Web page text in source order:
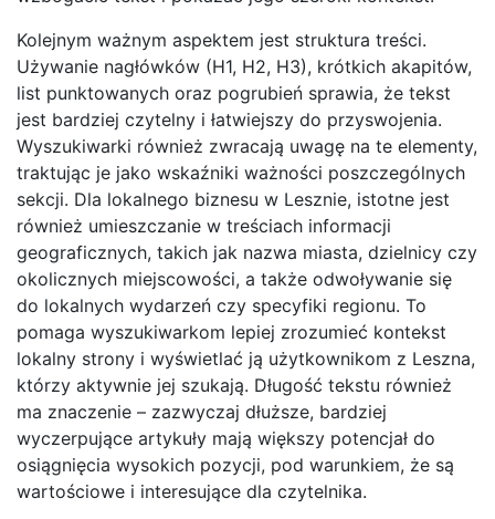
Kolejnym ważnym aspektem jest struktura treści.
Używanie nagłówków (H1, H2, H3), krótkich akapitów,
list punktowanych oraz pogrubień sprawia, że tekst
jest bardziej czytelny i łatwiejszy do przyswojenia.
Wyszukiwarki również zwracają uwagę na te elementy,
traktując je jako wskaźniki ważności poszczególnych
sekcji. Dla lokalnego biznesu w Lesznie, istotne jest
również umieszczanie w treściach informacji
geograficznych, takich jak nazwa miasta, dzielnicy czy
okolicznych miejscowości, a także odwoływanie się
do lokalnych wydarzeń czy specyfiki regionu. To
pomaga wyszukiwarkom lepiej zrozumieć kontekst
lokalny strony i wyświetlać ją użytkownikom z Leszna,
którzy aktywnie jej szukają. Długość tekstu również
ma znaczenie – zazwyczaj dłuższe, bardziej
wyczerpujące artykuły mają większy potencjał do
osiągnięcia wysokich pozycji, pod warunkiem, że są
wartościowe i interesujące dla czytelnika.